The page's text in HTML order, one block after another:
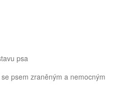
psa
psem zraněným a nemocným